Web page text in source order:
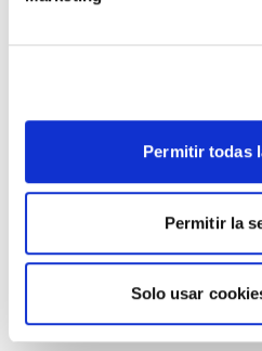
Permitir todas
Permitir la
Solo usar